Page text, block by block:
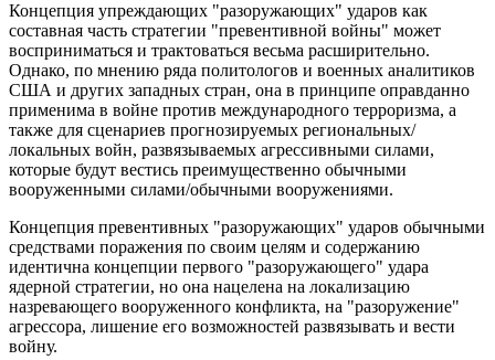
Концепция упреждающих "разоружающих" ударов как
составная часть стратегии "превентивной войны" может
восприниматься и трактоваться весьма расширительно.
Однако, по мнению ряда политологов и военных аналитиков
США и других западных стран, она в принципе оправданно
применима в войне против международного терроризма, а
также для сценариев прогнозируемых региональных/
локальных войн, развязываемых агрессивными силами,
которые будут вестись преимущественно обычными
вооруженными силами/обычными вооружениями.
Концепция превентивных "разоружающих" ударов обычными
средствами поражения по своим целям и содержанию
идентична концепции первого "разоружающего" удара
ядерной стратегии, но она нацелена на локализацию
назревающего вооруженного конфликта, на "разоружение"
агрессора, лишение его возможностей развязывать и вести
войну.